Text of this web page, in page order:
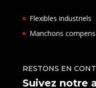
Flexibles industriels
Manchons
RESTONS EN
Suivez notre